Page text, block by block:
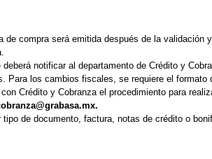
de compra será emitida después de la
deberá notificar al departamento de Crédito y
Para los cambios fiscales, se requiere el
Crédito y Cobranza el procedimiento para
tipo de documento, factura, notas de crédito o